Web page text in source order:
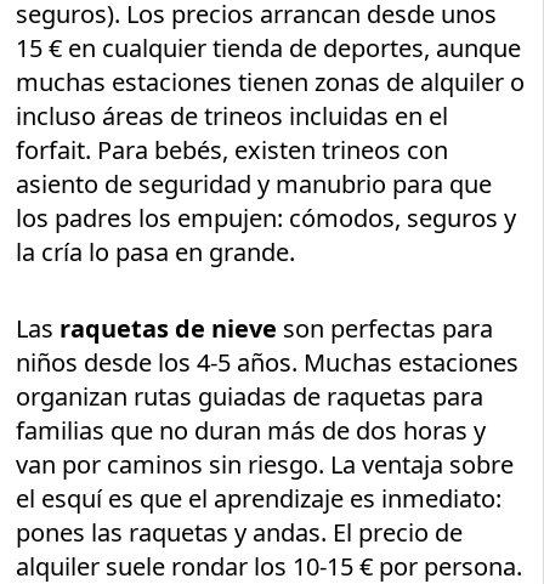
seguros). Los precios arrancan desde unos
15 € en cualquier tienda de deportes, aunque
muchas estaciones tienen zonas de alquiler o
incluso áreas de trineos incluidas en el
forfait. Para bebés, existen trineos con
asiento de seguridad y manubrio para que
los padres los empujen: cómodos, seguros y
la cría lo pasa en grande.
Las raquetas de nieve son perfectas para
niños desde los 4-5 años. Muchas estaciones
organizan rutas guiadas de raquetas para
familias que no duran más de dos horas y
van por caminos sin riesgo. La ventaja sobre
el esquí es que el aprendizaje es inmediato:
pones las raquetas y andas. El precio de
alquiler suele rondar los 10-15 € por persona.